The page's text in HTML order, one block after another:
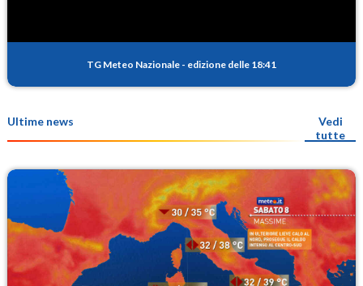
TG Meteo Nazionale - edizione delle 18:41
Ultime news
Vedi
tutte